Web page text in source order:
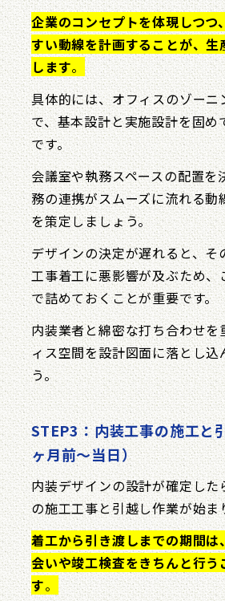
企業のコンセプトを体現しつつ
すい動線を計画することが、
します。
具体的には、オフィスのゾーニ
で、基本設計と実施設計を固め
です。
会議室や執務スペースの配置を
務の連携がスムーズに流れる動
を策定しましょう。
デザインの決定が遅れると、そ
工事着工に悪影響が及ぶため、
で詰めておくことが重要です。
内装業者と綿密な打ち合わせ
ィス空間を設計図面に落とし込
う。
STEP3：内装工事の施工と
ヶ月前〜当日）
内装デザインの設計が確定し
の施工工事と引越し作業が始ま
着工から引き渡しまでの期間は
会いや竣工検査をきちんと行う
す。